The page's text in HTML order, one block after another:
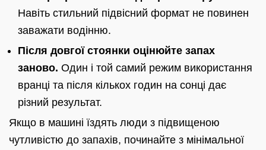
Навіть стильний підвісний формат не повинен
заважати водінню.
Після довгої стоянки оцінюйте запах
заново. Один і той самий режим використання
вранці та після кількох годин на сонці дає
різний результат.
Якщо в машині їздять люди з підвищеною
чутливістю до запахів, починайте з мінімальної